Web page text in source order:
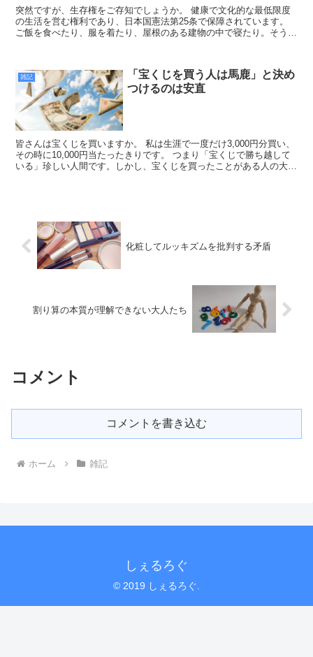
突然ですが、生存権をご存知でしょうか。 健康で文化的な最低限度
の生活を営む権利であり、日本国憲法第25条で保障されています。
ご飯を食べたり、服を着たり、屋根のある建物の中で寝たり。そうい
雑記
「宝くじを買う人は馬鹿」と決め
つけるのは安直
皆さんは宝くじを買いますか。 私は生涯で一度だけ3,000円分買い、
その時に10,000円当たったきりです。 つまり「宝くじで勝ち越して
いる」珍しい人間です。しかし、宝くじを買ったことがある人の大半
化粧してルッキズムを批判する矛盾
割り算の本質が理解できない大人たち
コメント
コメントを書き込む
ホーム 雑記
しぇるろぐ
© 2019 しぇるろぐ.